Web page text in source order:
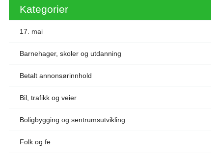
Kategorier
17. mai
Barnehager, skoler og utdanning
Betalt annonsørinnhold
Bil, trafikk og veier
Boligbygging og sentrumsutvikling
Folk og fe